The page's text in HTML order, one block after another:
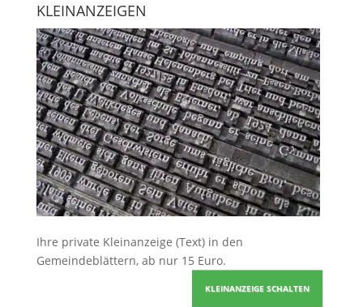
KLEINANZEIGEN
Ihre private Kleinanzeige (Text) in den
Gemeindeblättern, ab nur 15 Euro.
KLEINANZEIGE SCHALTEN